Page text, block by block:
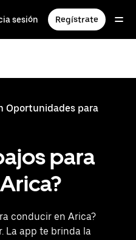
sesión Regístrate
Oportunidades para
para
conducir en Arica?
La app te brinda la